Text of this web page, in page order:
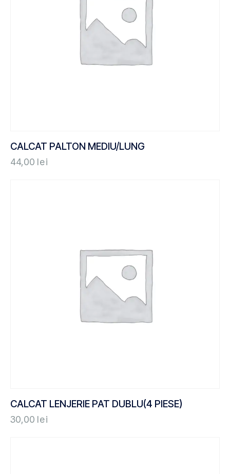
CALCAT PALTON MEDIU/LUNG
44,00 lei
CALCAT LENJERIE PAT DUBLU(4 PIESE)
30,00 lei